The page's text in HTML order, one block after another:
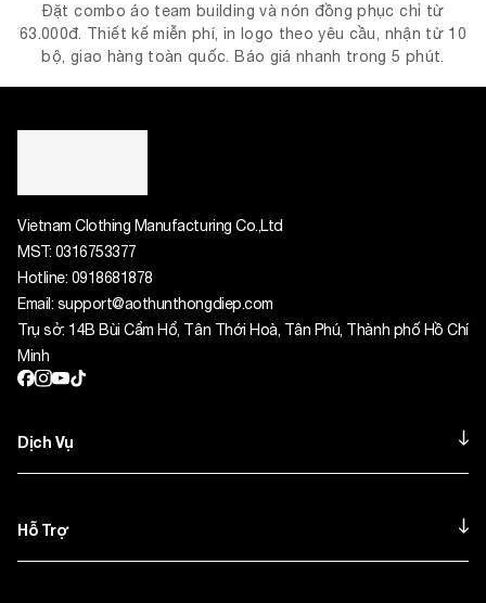
Đặt combo áo team building và nón đồng phục chỉ từ
63.000đ. Thiết kế miễn phí, in logo theo yêu cầu, nhận từ 10
bộ, giao hàng toàn quốc. Báo giá nhanh trong 5 phút.
Vietnam Clothing Manufacturing Co.,Ltd
MST: 0316753377
Hotline: 0918681878
Email: support@aothunthongdiep.com
Trụ sở: 14B Bùi Cẩm Hổ, Tân Thới Hoà, Tân Phú, Thành phố Hồ Chí
Minh
Dịch Vụ
Hỗ Trợ